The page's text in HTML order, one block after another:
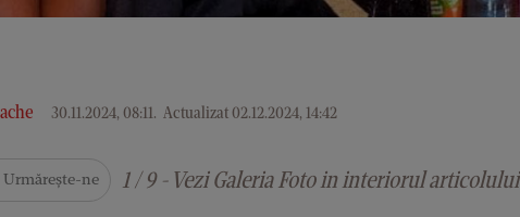
30.11.2024, 08:11. Actualizat 02.12.2024, 14:42
Urmărește-ne 1 / 9 - Vezi Galeria Foto in interiorul articolului